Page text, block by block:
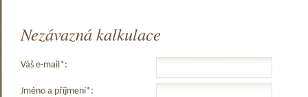
Nezávazná kalkulace
Váš e-mail*:
Jméno a příjmení*: